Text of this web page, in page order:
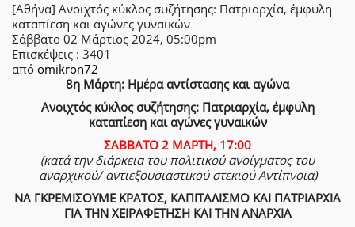
[Αθήνα] Ανοιχτός κύκλος συζήτησης: Πατριαρχία, έμφυλη
καταπίεση και αγώνες γυναικών
Σάββατο 02 Μάρτιος 2024, 05:00pm
Επισκέψεις : 3401
από omikron72
8η Μάρτη: Ημέρα αντίστασης και αγώνα
Ανοιχτός κύκλος συζήτησης: Πατριαρχία, έμφυλη
καταπίεση και αγώνες γυναικών
ΣΑΒΒΑΤΟ 2 ΜΑΡΤΗ, 17:00
(κατά την διάρκεια του πολιτικού ανοίγματος του
αναρχικού/ αντιεξουσιαστικού στεκιού Αντίπνοια)
ΝΑ ΓΚΡΕΜΙΣΟΥΜΕ ΚΡΑΤΟΣ, ΚΑΠΙΤΑΛΙΣΜΟ ΚΑΙ ΠΑΤΡΙΑΡΧΙΑ
ΓΙΑ ΤΗΝ ΧΕΙΡΑΦΕΤΗΣΗ ΚΑΙ ΤΗΝ ΑΝΑΡΧΙΑ